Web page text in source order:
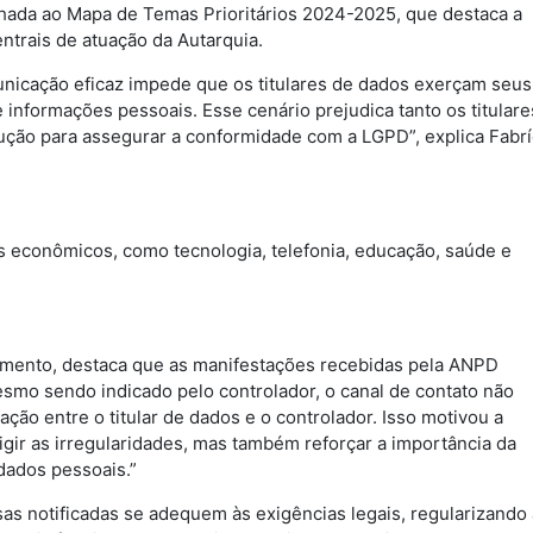
ao Mapa de Temas Prioritários 2024-2025, que destaca a
de atuação da Autarquia.
eficaz impede que os titulares de dados exerçam seus
pessoais. Esse cenário prejudica tanto os
para assegurar a conformidade com a LGPD”, explica
como tecnologia, telefonia, educação, saúde e
destaca que as manifestações recebidas pela ANPD
sendo indicado pelo controlador, o canal de contato não
entre o titular de dados e o controlador. Isso motivou a
as irregularidades, mas também reforçar a importância da
pessoais.”
notificadas se adequem às exigências legais, regularizando